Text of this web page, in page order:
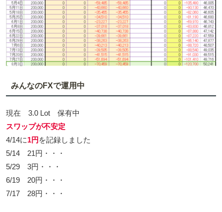
みんなのFXで運用中
現在 3.0 Lot 保有中
スワップが不安定
4/14に1円 を記録しました
5/14 21円・・・
5/29 3円・・・
6/19 20円・・・
7/17 28円・・・